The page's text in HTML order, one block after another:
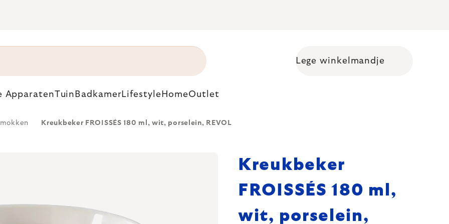
Shopping cart
Lege winkelmandje
ApparatenTuin BadkamerLifestyle HomeOutlet
Kreukbeker FROISSÉS 180 ml, wit, porselein, REVOL
Kreukbeker
FROISSÉS 180 ml,
wit, porselein,